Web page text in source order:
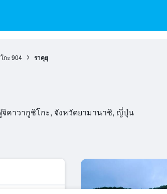
กะ 904 ราคุยุ
จิคาวากูชิโกะ, จังหวัดยามานาชิ, ญี่ปุ่น